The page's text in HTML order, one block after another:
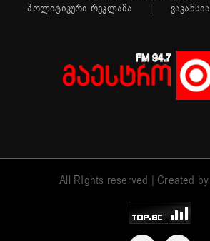
პოლიტიკური რეკლამა
ვაკანსია
All RIghts reserved | Created by